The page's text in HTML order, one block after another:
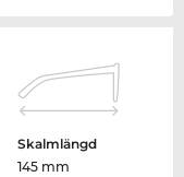
Skalmlängd
145 mm